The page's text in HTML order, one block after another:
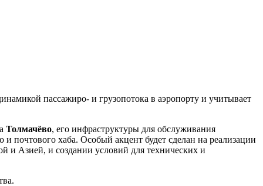
пассажиро- и грузопотока в аэропорту и учитывает
Толмачёво, его инфраструктуры для обслуживания
почтового хаба. Особый акцент будет сделан на реализации
и Азией, и создании условий для технических и